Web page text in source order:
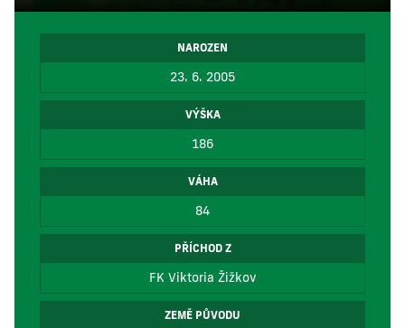
NAROZEN
23. 6. 2005
VÝŠKA
186
VÁHA
84
PŘÍCHOD Z
FK Viktoria Žižkov
ZEMĚ PŮVODU